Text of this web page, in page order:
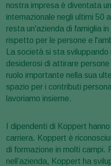
nostra impresa è diventata
internazionale negli ultimi 50
resta un'azienda di famiglia in
rispetto per le persone e
La società si sta
desiderosi di attirare
ruolo importante nella sua
spazio per i contributi
lavoriamo insieme.
I dipendenti di Koppert
carriera. Koppert è
di formazione in molti campi.
nell’azienda, Koppert ha